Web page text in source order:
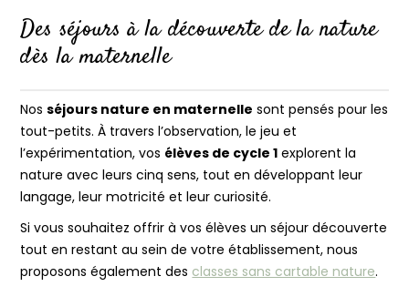
Des séjours à la découverte de la nature
dès la maternelle
Nosséjours nature en maternelle sont pensés pour les
tout-petits. À travers l’observation, le jeu et
l’expérimentation, vos élèves de cycle 1 explorent la
nature avec leurs cinq sens, tout en développant leur
langage, leur motricité et leur curiosité.
Si vous souhaitez offrir à vos élèves un séjour découverte
tout en restant au sein de votre établissement, nous
proposons également des classes sans cartable nature.